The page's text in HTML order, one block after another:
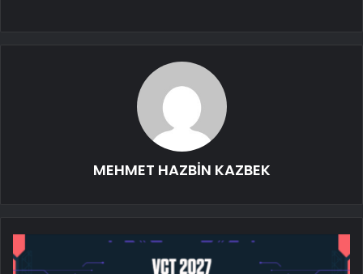
MEHMET HAZBİN KAZBEK